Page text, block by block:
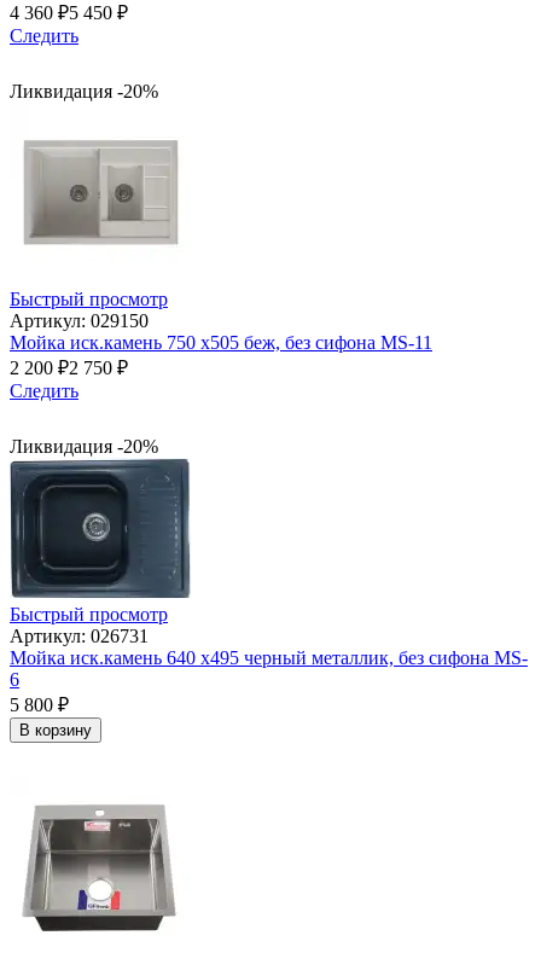
4 360 ₽5 450 ₽
Следить
Ликвидация -20%
Быстрый просмотр
Артикул: 029150
Мойка иск.камень 750 х505 беж, без сифона МS-11
2 200 ₽2 750 ₽
Следить
Ликвидация -20%
Быстрый просмотр
Артикул: 026731
Мойка иск.камень 640 х495 черный металлик, без сифона МS-
6
5 800 ₽
В корзину